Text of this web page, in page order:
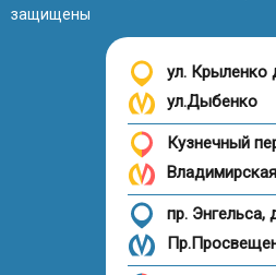
защищены
ул. Крыленко
ул.Дыбенко
Кузнечный
Владимирская
пр. Энгельса,